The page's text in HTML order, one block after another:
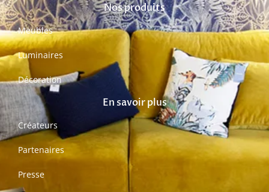
Nos produits
Meubles
Luminaires
Décoration
En savoir plus
Créateurs
Partenaires
Presse